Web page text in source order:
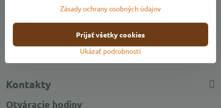
Kontakty
Otváracie hodiny
Zásady ochrany osobných údajov
Ukázať podrobnosti
Prijať všetky cookies